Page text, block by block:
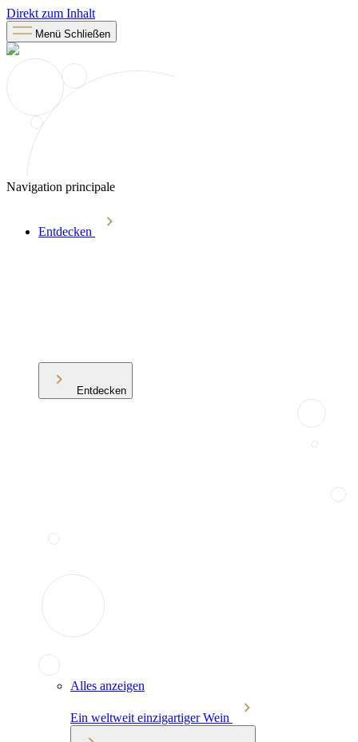
Direkt zum Inhalt
Menü Schließen
Navigation principale
Entdecken
Entdecken
Alles anzeigen
Ein weltweit einzigartiger Wein